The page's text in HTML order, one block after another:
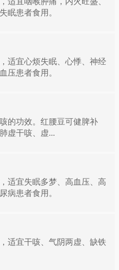
56.3克 仙鹤草15.0克 桑
咳不止
神的功效。
银杏10g。
净；西芹去叶去筋切段；
合，煸炒后加适量盐；沿
炒至百合颜色变成透明即
眠患者食用。
适宜心烦失眠、心悸、神经
压患者食用。
的功效。红腰豆可健脾补
虚干咳、虚...
适宜失眠多梦、高血压、高
病患者食用。
适宜干咳、气阴两虚、缺铁